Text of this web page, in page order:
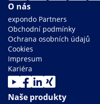
O nás
expondo Partners
Obchodní podmínky
Ochrana osobních údajů
Cookies
Impresum
Kariéra
Naše produkty